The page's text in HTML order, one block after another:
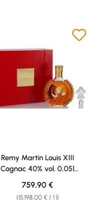
Remy Martin Louis XIII
Cognac 40% vol. 0,05l
Miniatura
(15.198,00 € / 1 l)
Regular price:
759,90 €